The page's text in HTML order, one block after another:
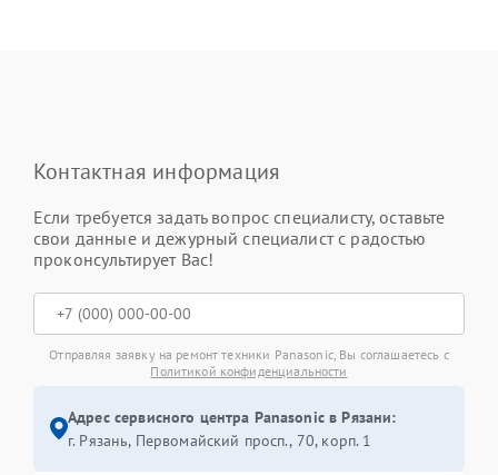
Контактная информация
Если требуется задать вопрос специалисту, оставьте
свои данные и дежурный специалист с радостью
проконсультирует Вас!
Отправляя заявку на ремонт техники Panasonic, Вы соглашаетесь с
Политикой конфиденциальности
Адрес сервисного центра Panasonic в Рязани:
г. Рязань, Первомайский просп., 70, корп. 1